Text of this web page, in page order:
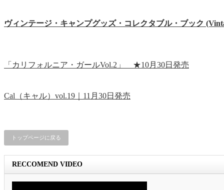
ヴィンテージ・キャンプグッズ・コレクタブル・ブック
「カリフォルニア・ガールVol.2」 ★10月30日発売
Cal（キャル）vol.19｜11月30日発売
トップページに戻る
RECCOMEND VIDEO